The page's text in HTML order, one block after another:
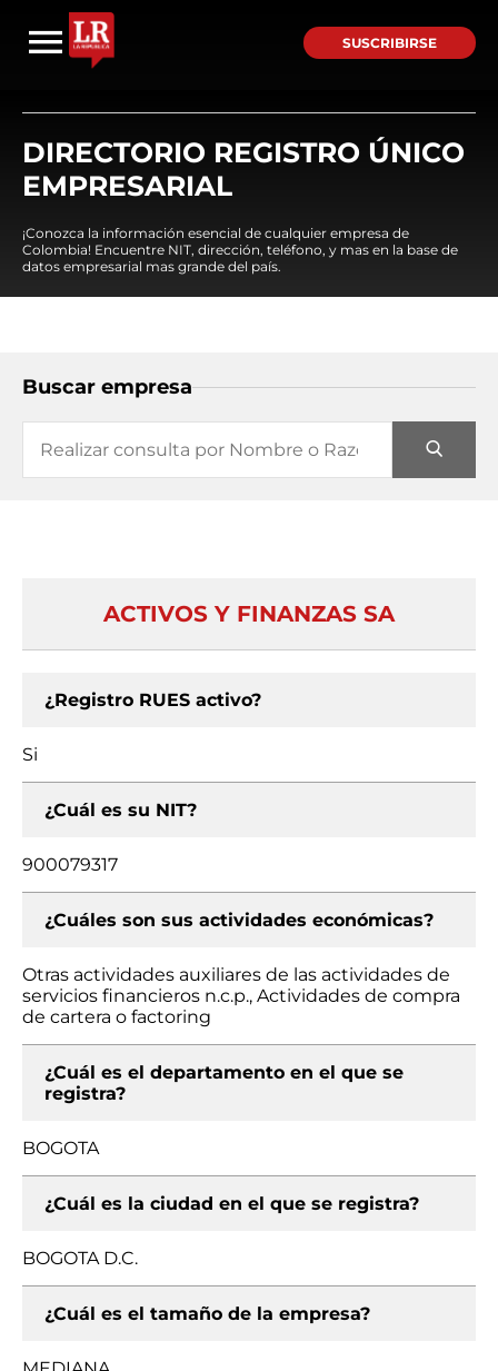
SUSCRIBIRSE
DIRECTORIO REGISTRO ÚNICO
EMPRESARIAL
¡Conozca la información esencial de cualquier empresa de
Colombia! Encuentre NIT, dirección, teléfono, y mas en la base de
datos empresarial mas grande del país.
Buscar empresa
ACTIVOS Y FINANZAS SA
¿Registro RUES activo?
Si
¿Cuál es su NIT?
900079317
¿Cuáles son sus actividades económicas?
Otras actividades auxiliares de las actividades de
servicios financieros n.c.p., Actividades de compra
de cartera o factoring
¿Cuál es el departamento en el que se
registra?
BOGOTA
¿Cuál es la ciudad en el que se registra?
BOGOTA D.C.
¿Cuál es el tamaño de la empresa?